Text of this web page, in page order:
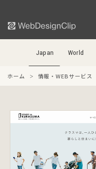
Japan World
ホーム 情報・WEBサービス